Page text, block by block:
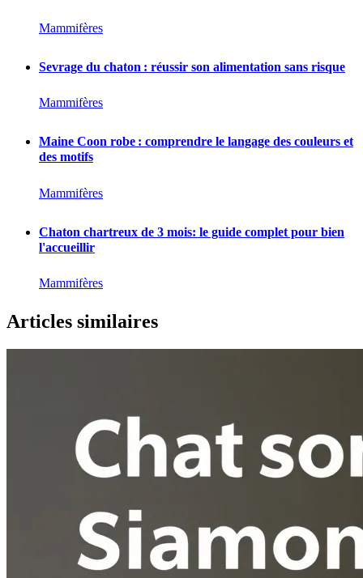
Mammifères
Sevrage du chaton : réussir son alimentation sans risque
Mammifères
Maine Coon robe : comprendre le langage des couleurs et
des motifs
Mammifères
Chaton chartreux de 3 mois: le guide complet pour bien
l'accueillir
Mammifères
Articles similaires